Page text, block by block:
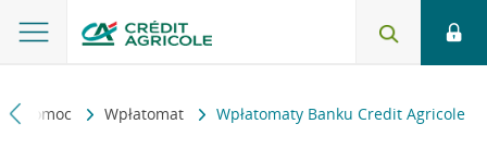
i pomoc Wpłatomat Wpłatomaty Banku Credit Agricole